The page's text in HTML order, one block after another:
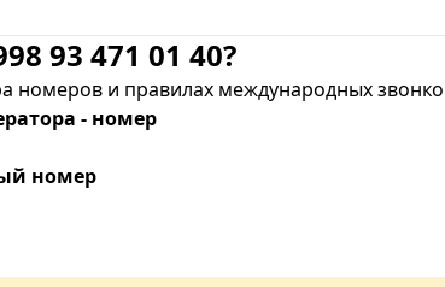
93 471 01 40?
и правилах международных
- номер
номер